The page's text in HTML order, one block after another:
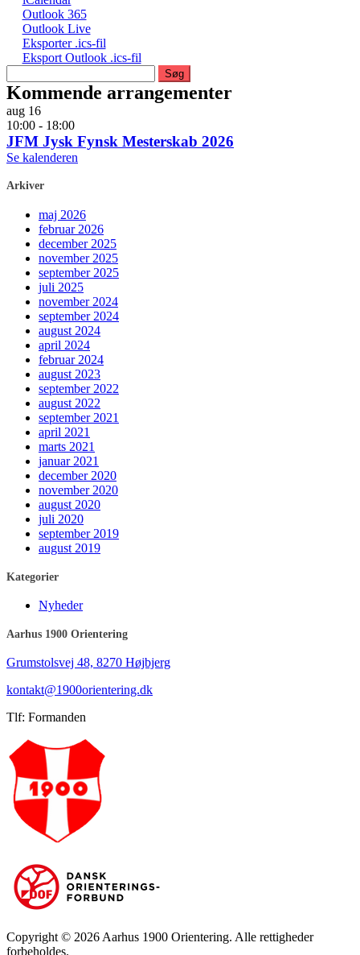
Outlook 365
Outlook Live
Eksporter .ics-fil
Eksport Outlook .ics-fil
efter:
Kommende arrangementer
aug 16
10:00 - 18:00
JFM Jysk Fynsk Mesterskab 2026
Se kalenderen
Arkiver
maj 2026
februar 2026
december 2025
november 2025
september 2025
juli 2025
november 2024
september 2024
august 2024
april 2024
februar 2024
august 2023
september 2022
august 2022
september 2021
april 2021
marts 2021
januar 2021
december 2020
november 2020
august 2020
juli 2020
september 2019
august 2019
Kategorier
Nyheder
Aarhus 1900 Orientering
Grumstolsvej 48, 8270 Højbjerg
kontakt@1900orientering.dk
Tlf: Formanden
Copyright © 2026 Aarhus 1900 Orientering. Alle rettigheder
forbeholdes.